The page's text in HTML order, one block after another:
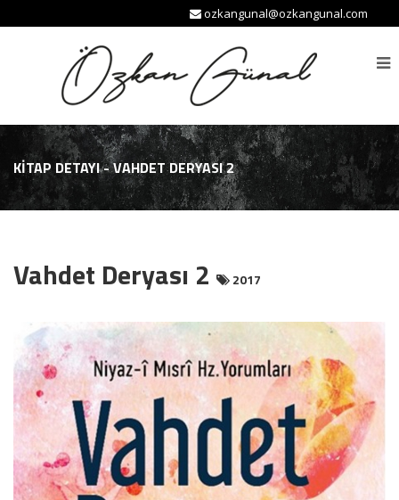
ozkangunal@ozkangunal.com
KİTAP DETAYI - VAHDET DERYASI 2
Vahdet Deryası 2 2017